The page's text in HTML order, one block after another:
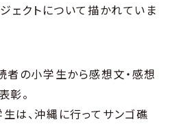
ェクトについて描かれていま
者の小学生から感想文・感想
彰。
は、沖縄に行ってサンゴ礁